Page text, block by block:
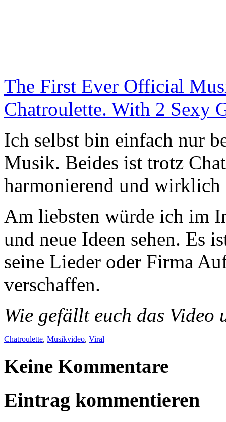
The First Ever Official
Chatroulette. With 2 Sexy
Ich selbst bin einfach nur
Musik. Beides ist trotz
harmonierend und wirklich
Am liebsten würde ich im
und neue Ideen sehen. Es
seine Lieder oder Firma
verschaffen.
Wie gefällt euch das Video
Chatroulette, Musikvideo, Viral
Keine Kommentare
Eintrag kommentieren